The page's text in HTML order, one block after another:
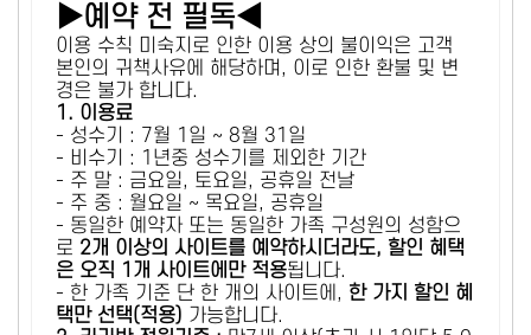
▶예약 전 필독◀
이용 수칙 미숙지로 인한 이용 상의 불이익은 고객
본인의 귀책사유에 해당하며, 이로 인한 환불 및 변
경은 불가 합니다.
1. 이용료
- 성수기 : 7월 1일 ~ 8월 31일
- 비수기 : 1년중 성수기를 제외한 기간
- 주 말 : 금요일, 토요일, 공휴일 전날
- 주 중 : 월요일 ~ 목요일, 공휴일
- 동일한 예약자 또는 동일한 가족 구성원의 성함으
로 2개 이상의 사이트를 예약하시더라도, 할인 혜택
은 오직 1개 사이트에만 적용됩니다.
- 한 가족 기준 단 한 개의 사이트에, 한 가지 할인 혜
택만 선택(적용) 가능합니다.